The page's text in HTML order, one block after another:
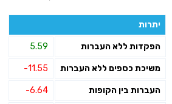
יתרות
הפקדות ללא העברות 5.59
משיכת כספים ללא העברות -11.55
העברות בין הקופות -6.64